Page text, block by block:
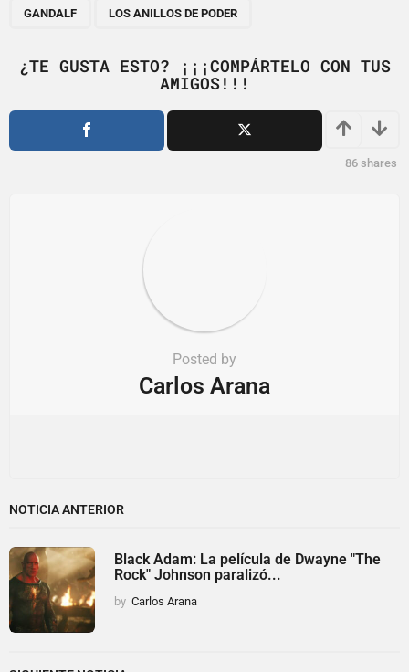
i
o
GANDALF LOS ANILLOS DE PODER
¿TE GUSTA ESTO? ¡¡¡COMPÁRTELO CON TUS
AMIGOS!!!
86 shares
Posted by
Carlos Arana
NOTICIA ANTERIOR
Black Adam: La película de Dwayne "The
Rock" Johnson paralizó...
by Carlos Arana